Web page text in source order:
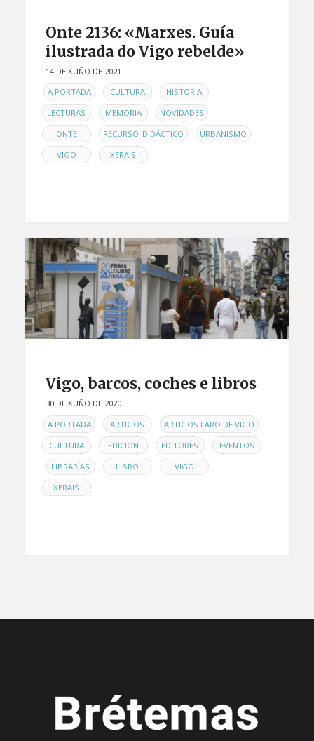
Onte 2136: «Marxes. Guía
ilustrada do Vigo rebelde»
14 DE XUÑO DE 2021
ENA PORTADA , CULTURA , HISTORIA ,
LECTURAS , MEMORIA , NOVIDADES ,
ONTE , RECURSO_DIDÁCTICO , URBANISMO ,
VIGO , XERAIS
Vigo, barcos, coches e libros
30 DE XUÑO DE 2020
ENA PORTADA , ARTIGOS , ARTIGOS FARO DE VIGO ,
CULTURA , EDICIÓN , EDITORES ,
EVENTOS
LIBRARÍAS , LIBRO , VIGO ,
XERAIS